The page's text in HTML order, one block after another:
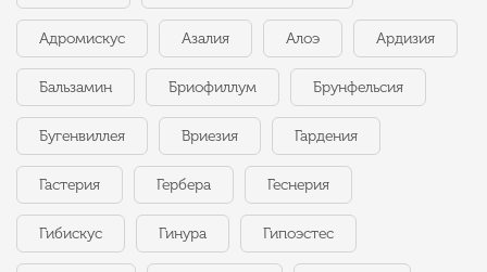
Адромискус Азалия Алоэ Ардизия
Бальзамин Бриофиллум Брунфельсия
Бугенвиллея Вриезия Гардения
Гастерия Гербера Геснерия
Гибискус Гинура Гипоэстес